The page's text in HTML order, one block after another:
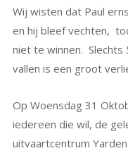
Wij wisten dat Paul
en hij bleef vechten,
niet te winnen. Slechts
vallen is een groot
Op Woensdag 31
iedereen die wil, de
uitvaartcentrum